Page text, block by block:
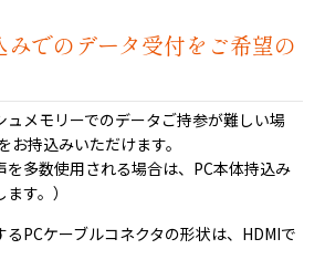
みでのデータ受付をご希望の
ュメモリーでのデータご持参が難しい場
お持込みいただけます。
を多数使用される場合は、PC本体持込み
す。）
るPCケーブルコネクタの形状は、HDMIで